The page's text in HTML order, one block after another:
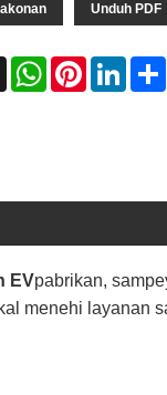
Unduh PDF
X WhatsAppPinterest
EVpabrikan,
menehi layanan